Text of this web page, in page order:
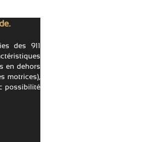
des 911
en dehors
motrices),
possibilité